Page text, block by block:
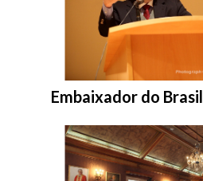
Entrar na pasta:
Embaixador do